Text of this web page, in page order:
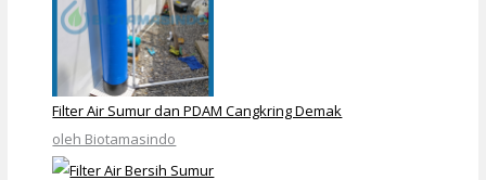
Filter Air Sumur dan PDAM Cangkring Demak
oleh Biotamasindo